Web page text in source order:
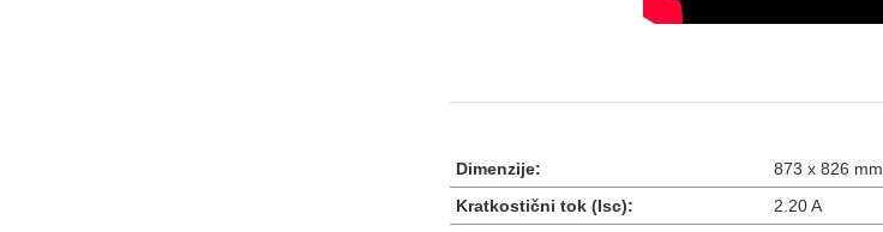
Dimenzije:
873 x 826 mm
Kratkostični tok (Isc):
2.20 A